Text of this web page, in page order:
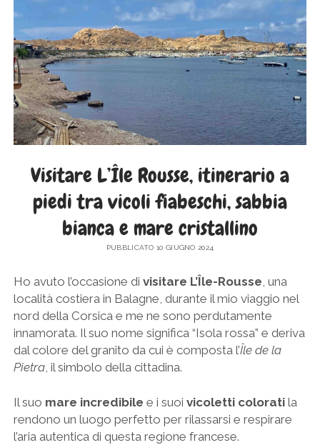
SICILIA
TOSCANA
GERMANIA
GRECIA
SLOVACCHIA
SPAGNA
SVEZIA
UNGHERIA
twitterfacebook
instagram
pinterestyoutubeemail
Visitare L’Île Rousse, itinerario a
piedi tra vicoli fiabeschi, sabbia
bianca e mare cristallino
PUBBLICATO 10 GIUGNO 2024
Ho avuto l’occasione di visitare L’Île-Rousse , una
località costiera in Balagne, durante il mio viaggio nel
nord della Corsica e me ne sono perdutamente
innamorata. Il suo nome significa “Isola rossa” e deriva
dal colore del granito da cui è composta l’Île de la
Pietra, il simbolo della cittadina.
Il suo mare incredibile e i suoi vicoletti coloratila
rendono un luogo perfetto per rilassarsi e respirare
l’aria autentica di questa regione francese.